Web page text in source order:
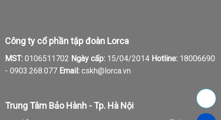
Công ty cổ phần tập đoàn Lorca
MST:0106511702 Ngày cấp:15/04/2014 Hotline:18006690
- 0903.268.077 Email:cskh@lorca.vn
Trung Tâm Bảo Hành - Tp. Hà Nội